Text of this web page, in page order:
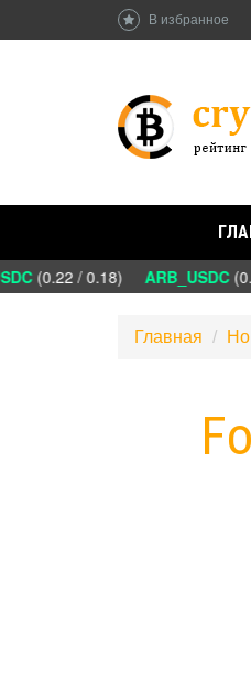
В избранное
(0.22 / 0.18) ARB_USDC
Главная